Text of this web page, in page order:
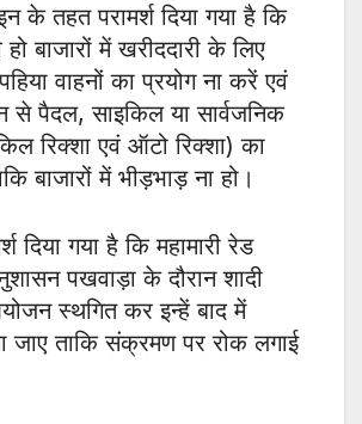
के तहत परामर्श दिया गया है कि
बाजारों में खरीददारी के लिए
वाहनों का प्रयोग ना करें एवं
से पैदल, साइकिल या सार्वजनिक
रिक्शा एवं ऑटो रिक्शा) का
बाजारों में भीड़भाड़ ना हो।
दिया गया है कि महामारी रेड
पखवाड़ा के दौरान शादी
स्थगित कर इन्हें बाद में
जाए ताकि संक्रमण पर रोक लगाई